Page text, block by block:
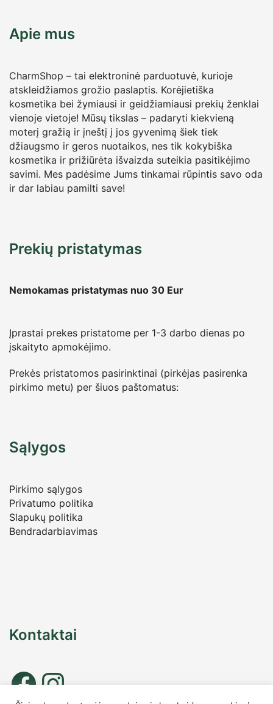
Apie mus
CharmShop – tai elektroninė parduotuvė, kurioje
atskleidžiamos grožio paslaptis. Korėjietiška
kosmetika bei žymiausi ir geidžiamiausi prekių ženklai
vienoje vietoje! Mūsų tikslas – padaryti kiekvieną
moterį gražią ir įneštį į jos gyvenimą šiek tiek
džiaugsmo ir geros nuotaikos, nes tik kokybiška
kosmetika ir prižiūrėta išvaizda suteikia pasitikėjimo
savimi. Mes padėsime Jums tinkamai rūpintis savo oda
ir dar labiau pamilti save!
Prekių pristatymas
Nemokamas pristatymas nuo 30 Eur
Įprastai prekes pristatome per 1-3 darbo dienas po
įskaityto apmokėjimo.
Prekės pristatomos pasirinktinai (pirkėjas pasirenka
pirkimo metu) per šiuos paštomatus:
Sąlygos
Pirkimo sąlygos
Privatumo politika
Slapukų politika
Bendradarbiavimas
Kontaktai